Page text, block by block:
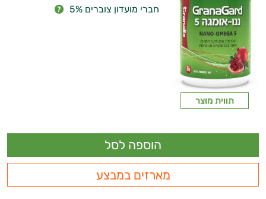
תווית מוצר
חברי מועדון צוברים 5%
מארזים במבצע